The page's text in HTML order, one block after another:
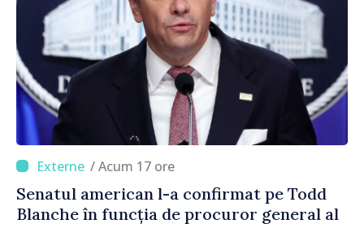
/ Acum 17 ore
Senatul american l-a confirmat pe Todd
Blanche în funcția de procuror general al